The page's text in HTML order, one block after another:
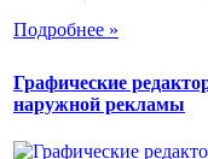
Подробнее »
Графические
наружной рекламы